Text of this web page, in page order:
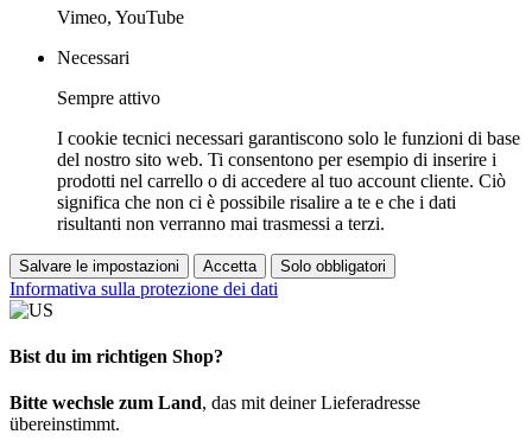
Vimeo, YouTube
Necessari
Sempre attivo
I cookie tecnici necessari garantiscono solo le funzioni di base
del nostro sito web. Ti consentono per esempio di inserire i
prodotti nel carrello o di accedere al tuo account cliente. Ciò
significa che non ci è possibile risalire a te e che i dati
risultanti non verranno mai trasmessi a terzi.
Salvare le impostazioni Accetta Solo obbligatori
Informativa sulla protezione dei dati
Bist du im richtigen Shop?
Bitte wechsle zum Land, das mit deiner Lieferadresse
übereinstimmt.